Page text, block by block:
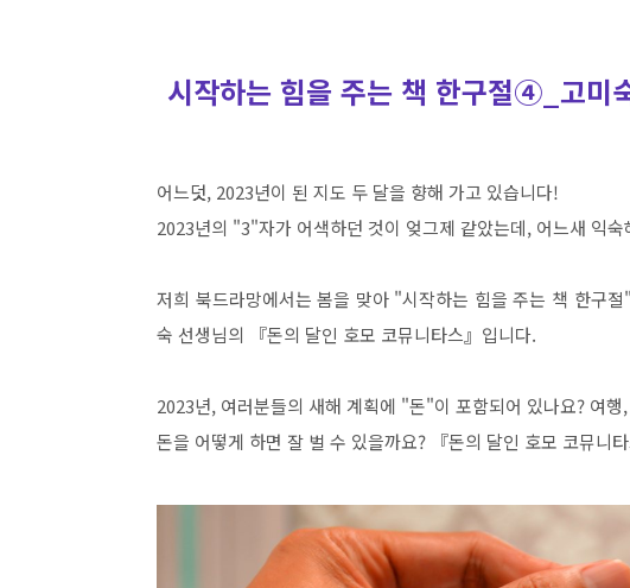
시작하는 힘을 주는 책 한구절④_고미
어느덧, 2023년이 된 지도 두 달을 향해 가고 있습니다!
2023년의 "3"자가 어색하던 것이 엊그제 같았는데, 어느새 익
저희 북드라망에서는 봄을 맞아 "시작하는 힘을 주는 책 한구
숙 선생님의 『돈의 달인 호모 코뮤니타스』입니다.
2023년, 여러분들의 새해 계획에 "돈"이 포함되어 있나요? 여
돈을 어떻게 하면 잘 벌 수 있을까요? 『돈의 달인 호모 코뮤니